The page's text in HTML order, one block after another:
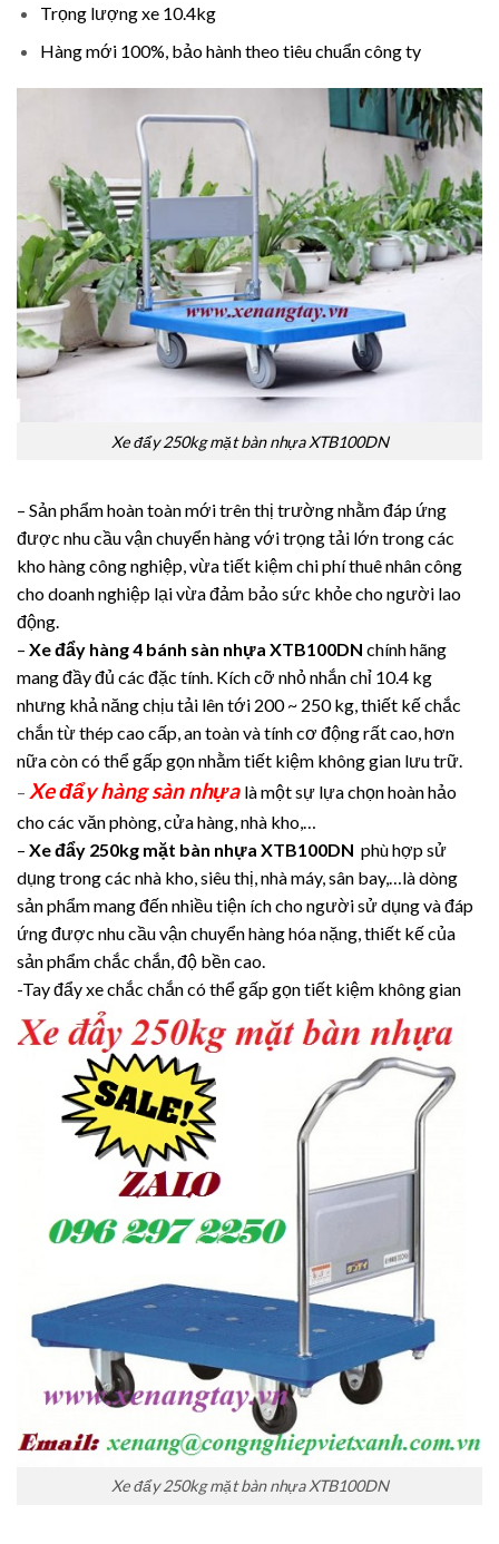
Trọng lượng xe 10.4kg
Hàng mới 100%, bảo hành theo tiêu chuẩn công ty
Xe đẩy 250kg mặt bàn nhựa XTB100DN
– Sản phẩm hoàn toàn mới trên thị trường nhằm đáp ứng
được nhu cầu vận chuyển hàng với trọng tải lớn trong các
kho hàng công nghiệp, vừa tiết kiệm chi phí thuê nhân công
cho doanh nghiệp lại vừa đảm bảo sức khỏe cho người lao
động.
– Xe đẩy hàng 4 bánh sàn nhựa XTB100DN chính hãng
mang đầy đủ các đặc tính. Kích cỡ nhỏ nhắn chỉ 10.4 kg
nhưng khả năng chịu tải lên tới 200 ~ 250 kg, thiết kế chắc
chắn từ thép cao cấp, an toàn và tính cơ động rất cao, hơn
nữa còn có thể gấp gọn nhằm tiết kiệm không gian lưu trữ.
– Xe đẩy hàng sàn nhựa là một sự lựa chọn hoàn hảo
cho các văn phòng, cửa hàng, nhà kho,…
– Xe đẩy 250kg mặt bàn nhựa XTB100DN phù hợp sử
dụng trong các nhà kho, siêu thị, nhà máy, sân bay,…là dòng
sản phẩm mang đến nhiều tiện ích cho người sử dụng và đáp
ứng được nhu cầu vận chuyển hàng hóa nặng, thiết kế của
sản phẩm chắc chắn, độ bền cao.
-Tay đẩy xe chắc chắn có thể gấp gọn tiết kiệm không gian
Xe đẩy 250kg mặt bàn nhựa XTB100DN